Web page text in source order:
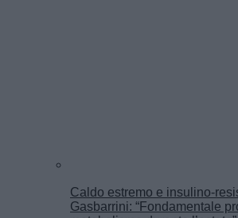
Caldo estremo e insulino-
Gasbarrini: “Fondamentale